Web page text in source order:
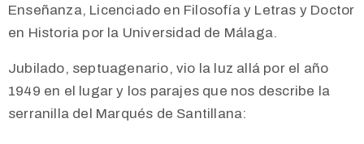
Enseñanza, Licenciado en Filosofía y Letras y Doctor
en Historia por la Universidad de Málaga.
Jubilado, septuagenario, vio la luz allá por el año
1949 en el lugar y los parajes que nos describe la
serranilla del Marqués de Santillana: